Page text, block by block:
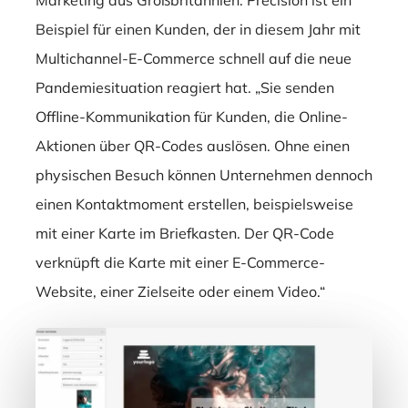
Beispiel für einen Kunden, der in diesem Jahr mit
Multichannel-E-Commerce schnell auf die neue
Pandemiesituation reagiert hat. „Sie senden
Offline-Kommunikation für Kunden, die Online-
Aktionen über QR-Codes auslösen. Ohne einen
physischen Besuch können Unternehmen dennoch
einen Kontaktmoment erstellen, beispielsweise
mit einer Karte im Briefkasten. Der QR-Code
verknüpft die Karte mit einer E-Commerce-
Website, einer Zielseite oder einem Video.“